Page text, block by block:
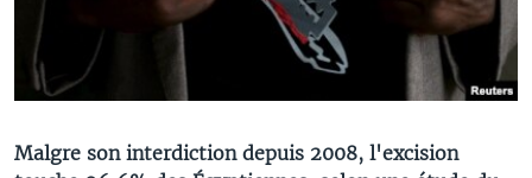
Malgre son interdiction depuis 2008, l'excision